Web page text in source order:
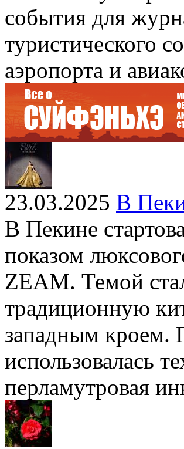
события для
туристического
аэропорта и
23.03.2025 В
В Пекине
показом
ZEAM. Темой
традиционную
западным кроем.
использовалась
перламутровая